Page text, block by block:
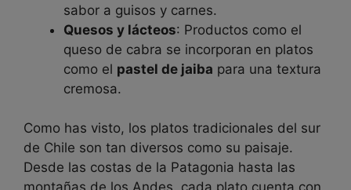
sabor a guisos y carnes.
Quesos y lácteos: Productos como el
queso de cabra se incorporan en platos
como el pastel de jaiba para una textura
cremosa.
Como has visto, los platos tradicionales del sur
de Chile son tan diversos como su paisaje.
Desde las costas de la Patagonia hasta las